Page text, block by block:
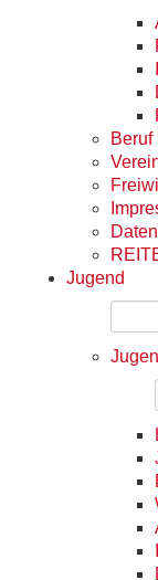
Beruf
Jugend